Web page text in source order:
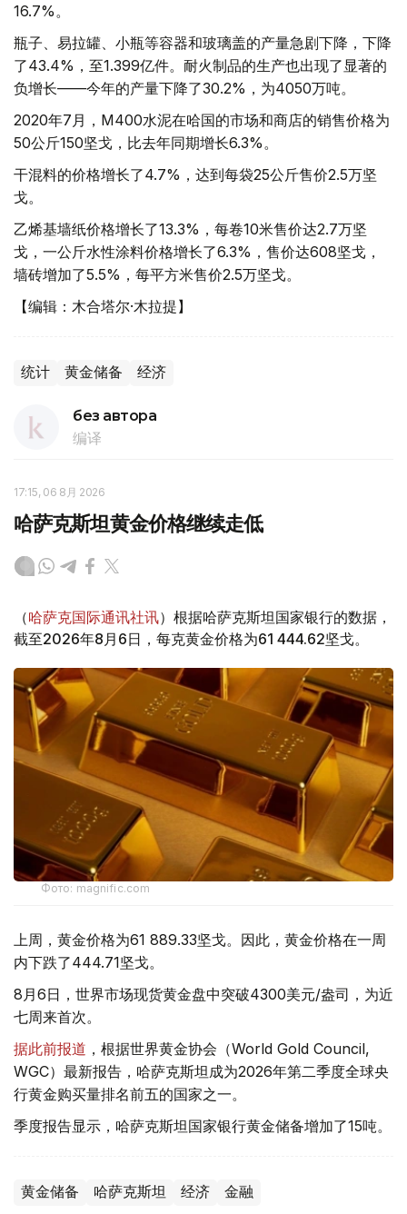
16.7%。
瓶子、易拉罐、小瓶等容器和玻璃盖的产量急剧下降，下降
了43.4%，至1.399亿件。耐火制品的生产也出现了显著的
负增长——今年的产量下降了30.2%，为4050万吨。
2020年7月，M400水泥在哈国的市场和商店的销售价格为
50公斤150坚戈，比去年同期增长6.3%。
干混料的价格增长了4.7%，达到每袋25公斤售价2.5万坚
戈。
乙烯基墙纸价格增长了13.3%，每卷10米售价达2.7万坚
戈，一公斤水性涂料价格增长了6.3%，售价达608坚戈，
墙砖增加了5.5%，每平方米售价2.5万坚戈。
【编辑：木合塔尔·木拉提】
统计 黄金储备 经济
без автора
编译
17:15, 06 8月 2026
哈萨克斯坦黄金价格继续走低
（哈萨克国际通讯社讯）根据哈萨克斯坦国家银行的数据，
截至2026年8月6日，每克黄金价格为61 444.62坚戈。
Фото: magnific.com
上周，黄金价格为61 889.33坚戈。因此，黄金价格在一周
内下跌了444.71坚戈。
8月6日，世界市场现货黄金盘中突破4300美元/盎司，为近
七周来首次。
据此前报道 ，根据世界黄金协会（World Gold Council,
WGC）最新报告，哈萨克斯坦成为2026年第二季度全球央
行黄金购买量排名前五的国家之一。
季度报告显示，哈萨克斯坦国家银行黄金储备增加了15吨。
黄金储备 哈萨克斯坦 经济 金融